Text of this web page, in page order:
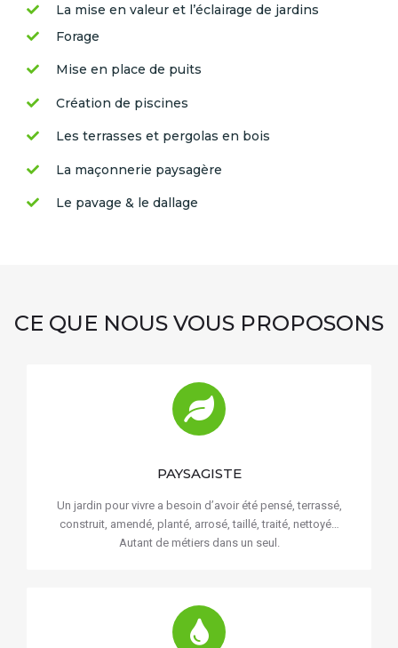
La mise en valeur et l’éclairage de jardins
Forage
Mise en place de puits
Création de piscines
Les terrasses et pergolas en bois​
La maçonnerie paysagère
Le pavage & le dallage
CE QUE NOUS VOUS PROPOSONS
PAYSAGISTE
Un jardin pour vivre a besoin d’avoir été pensé, terrassé,
construit, amendé, planté, arrosé, taillé, traité, nettoyé…
Autant de métiers dans un seul.